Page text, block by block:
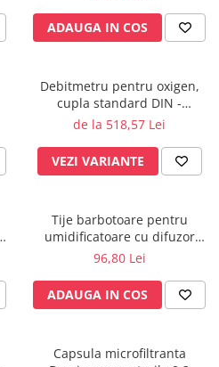
ADAUGA IN COS
Debitmetru pentru oxigen,
cupla standard DIN -
MEDIMETER - GCE
de la 518,57 Lei
VEZI VARIANTE
Tije barbotoare pentru
umidificatoare cu difuzor
oxigen, set x 10 buc.
96,80 Lei
ADAUGA IN COS
Capsula microfiltranta